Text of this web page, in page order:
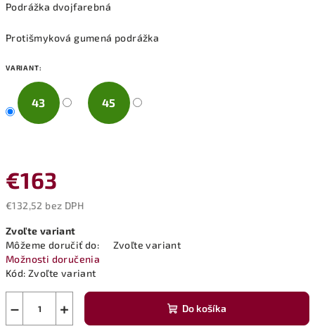
Podrážka dvojfarebná
Protišmyková gumená podrážka
VARIANT:
43 45
€163
€132,52 bez DPH
cena:
Zvoľte variant
Môžeme doručiť do:
Zvoľte variant
Možnosti doručenia
Kód: Zvoľte variant
+
− Do košíka